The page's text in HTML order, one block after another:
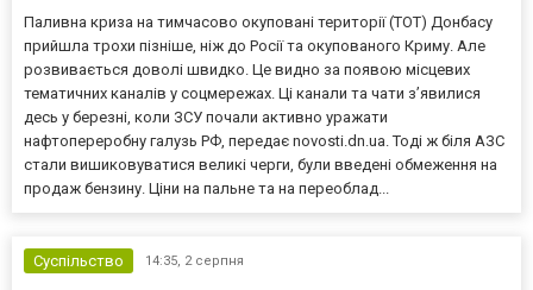
Паливна криза на тимчасово окуповані території (ТОТ) Донбасу
прийшла трохи пізніше, ніж до Росії та окупованого Криму. Але
розвивається доволі швидко. Це видно за появою місцевих
тематичних каналів у соцмережах. Ці канали та чати з’явилися
десь у березні, коли ЗСУ почали активно уражати
нафтопереробну галузь РФ, передає novosti.dn.ua. Тоді ж біля АЗС
стали вишиковуватися великі черги, були введені обмеження на
продаж бензину. Ціни на пальне та на переоблад...
Суспільство 14:35, 2 серпня